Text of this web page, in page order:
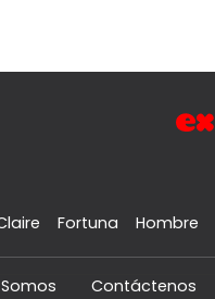
Fortuna Hombre
Contáctenos